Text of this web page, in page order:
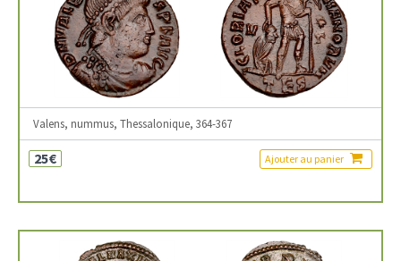
Valens, nummus, Thessalonique, 364-367
25€ Ajouter au panier